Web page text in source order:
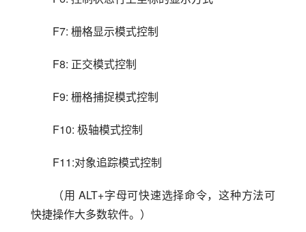
F7: 栅格显示模式控制
F8: 正交模式控制
F9: 栅格捕捉模式控制
F10: 极轴模式控制
F11:对象追踪模式控制
（用 ALT+字母可快速选择命令，这种方法可
快捷操作大多数软件。）